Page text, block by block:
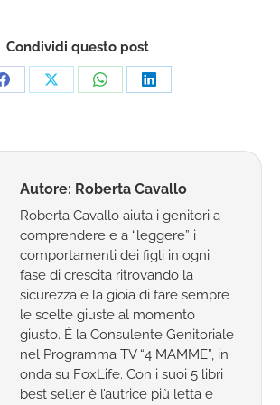
Condividi questo post
CondividiCondividiCondividiCondividi
Autore: Roberta Cavallo
Roberta Cavallo aiuta i genitori a
comprendere e a “leggere” i
comportamenti dei figli in ogni
fase di crescita ritrovando la
sicurezza e la gioia di fare sempre
le scelte giuste al momento
giusto. È la Consulente Genitoriale
nel Programma TV “4 MAMME”, in
onda su FoxLife. Con i suoi 5 libri
best seller è l’autrice più letta e